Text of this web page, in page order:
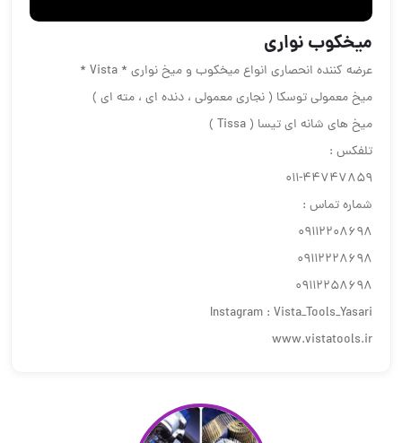
ميخكوب نوارى
عرضه كننده انحصارى انواع ميخكوب و ميخ نوارى * Vista *
ميخ معمولى توسكا ( نجارى معمولى ، دنده اى ، مته اى )
ميخ هاى شانه اى تيسا ( Tissa )
تلفكس :
٤٤٧٤٧٨٥٩-٠١١
شماره تماس :
٠٩١١٢٢٠٨٦٩٨
٠٩١١٢٢٢٨٦٩٨
٠٩١١٢٢٥٨٦٩٨
Instagram : Vista_Tools_Yasari
www.vistatools.ir